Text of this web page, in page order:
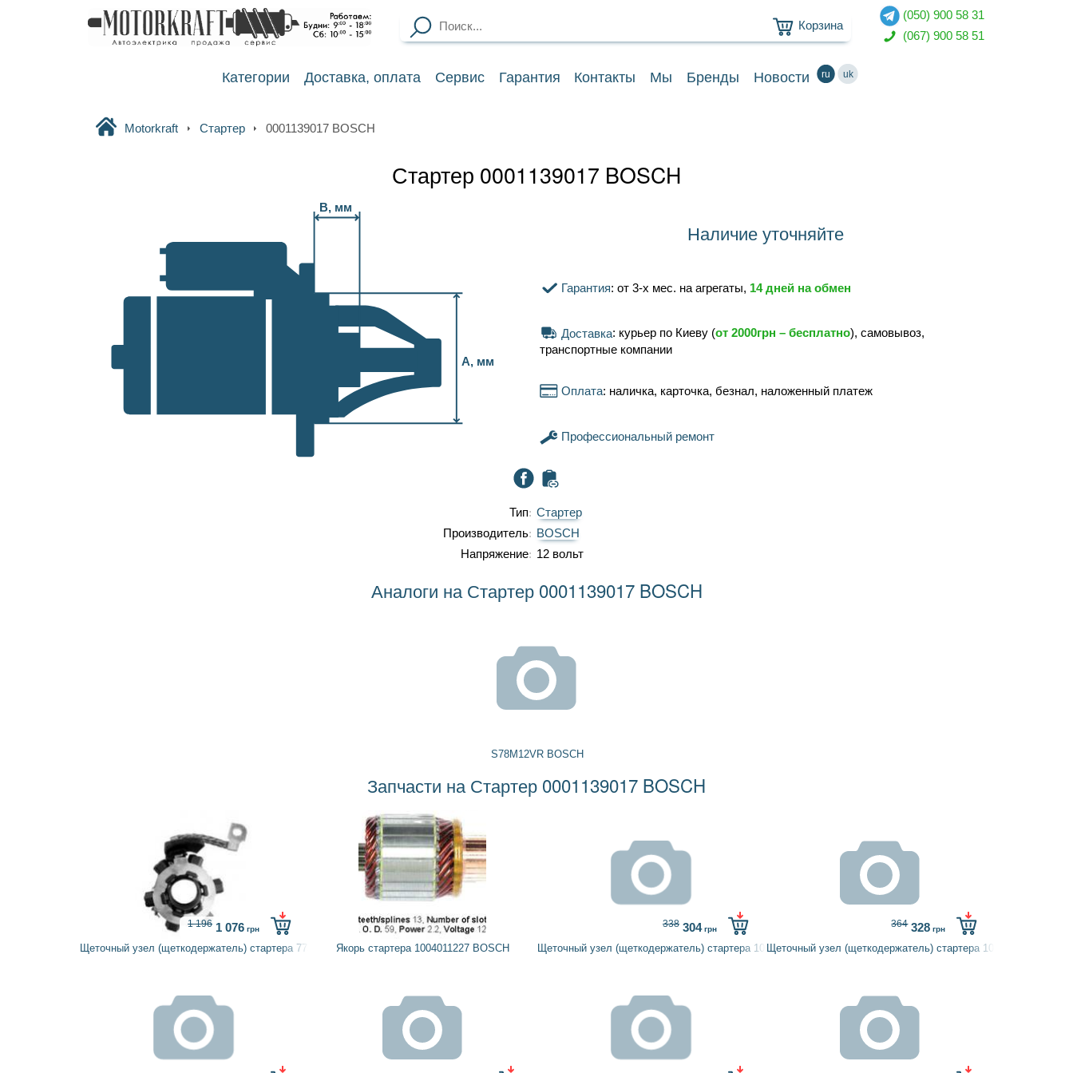
(050) 900 58 31
(067) 900 58 51
Категории Доставка, оплата Сервис Гарантия Контакты Мы Бренды Новости ru uk
Корзина
Motorkraft Стартер 0001139017 BOSCH
Стартер 0001139017 BOSCH
B, мм
A, мм
Наличие уточняйте
Гарантия: от 3-х мес. на агрегаты, 14 дней на обмен
Доставка: курьер по Киеву (от 2000грн – бесплатно), самовывоз,
транспортные компании
Оплата: наличка, карточка, безнал, наложенный платеж
Профессиональный ремонт
Тип
Стартер
Производитель
BOSCH
Напряжение
12 вольт
Аналоги на Стартер 0001139017 BOSCH
S78M12VR BOSCH
Запчасти на Стартер 0001139017 BOSCH
Щеточный узел (щеткодержатель) стартера 775341 IKA
1 196 1 076 грн
Якорь стартера 1004011227 BOSCH Щеточный узел (щеткодержатель) стартера 1005851155 BOSCH
338 304грн
Щеточный узел (щеткодержатель) стартера 1004336699
364 328 грн